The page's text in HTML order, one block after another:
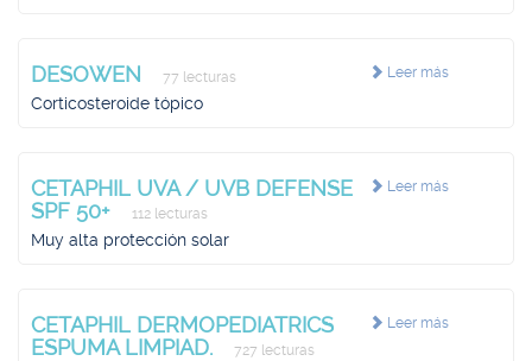
Leer más
DESOWEN 77 lecturas
Corticosteroide tópico
Leer más
CETAPHIL UVA / UVB DEFENSE
SPF 50+
112 lecturas
Muy alta protección solar
Leer más
CETAPHIL DERMOPEDIATRICS
ESPUMA LIMPIAD.
727 lecturas